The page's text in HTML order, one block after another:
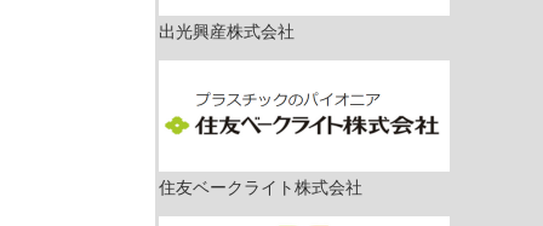
出光興産株式会社
住友ベークライト株式会社